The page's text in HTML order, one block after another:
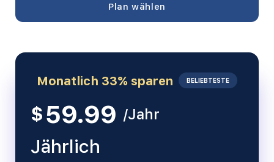
Plan wählen
Monatlich 33% sparen BELIEBTESTE
$59.99 /Jahr
Jährlich